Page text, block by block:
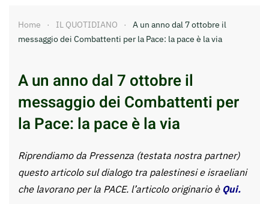
Home IL QUOTIDIANO
A un anno dal 7 ottobre il
messaggio dei Combattenti per la Pace: la pace è la via
A un anno dal 7 ottobre il
messaggio dei Combattenti per
la Pace: la pace è la via
Riprendiamo da Pressenza (testata nostra partner)
questo articolo sul dialogo tra palestinesi e israeliani
che lavorano per la PACE. l’articolo originario è Qui.